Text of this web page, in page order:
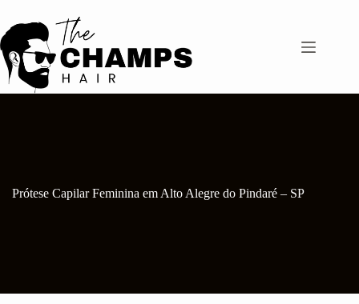
para
o
conteúdo
Prótese Capilar Feminina em Alto Alegre do Pindaré – SP